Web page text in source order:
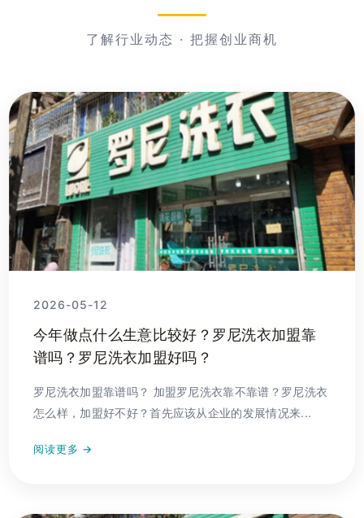
了解行业动态 · 把握创业商机
2026-05-12
今年做点什么生意比较好？罗尼洗衣加盟靠
谱吗？罗尼洗衣加盟好吗？
罗尼洗衣加盟靠谱吗？ 加盟罗尼洗衣靠不靠谱？罗尼洗衣
怎么样，加盟好不好？首先应该从企业的发展情况来...
阅读更多 →